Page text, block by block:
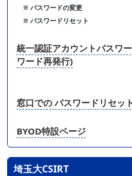
※ パスワードの変更
※ パスワードリセット
統一認証アカウントパスワ
ワード再発行)
窓口での パスワードリセッ
BYOD特設ページ
埼玉大CSIRT